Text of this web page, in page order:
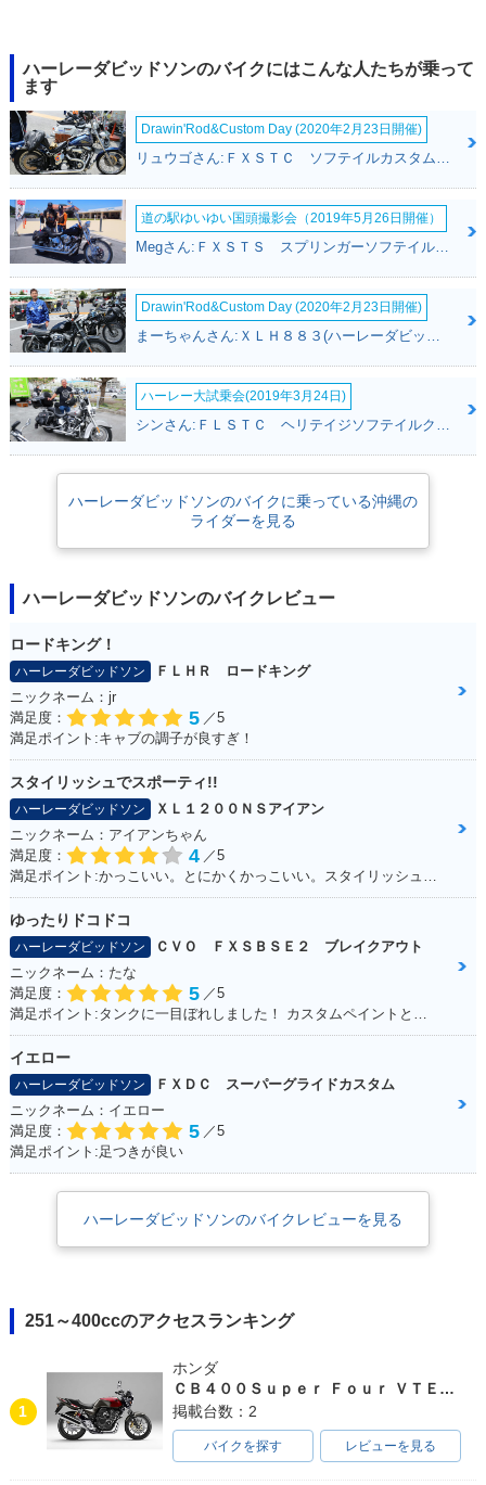
ハーレーダビッドソンのバイクにはこんな人たちが乗って
ます
Drawin'Rod&Custom Day (2020年2月23日開催)
リュウゴさん:ＦＸＳＴＣ ソフテイルカスタム(ハーレーダビッドソン)
道の駅ゆいゆい国頭撮影会（2019年5月26日開催）
Megさん:ＦＸＳＴＳ スプリンガーソフテイル(ハーレーダビッドソン)
Drawin'Rod&Custom Day (2020年2月23日開催)
まーちゃんさん:ＸＬＨ８８３(ハーレーダビッドソン)
ハーレー大試乗会(2019年3月24日)
シンさん:ＦＬＳＴＣ ヘリテイジソフテイルクラシック(ハーレーダビッドソン)
ハーレーダビッドソンのバイクに乗っている沖縄の
ライダーを見る
ハーレーダビッドソンのバイクレビュー
ロードキング！
ハーレーダビッドソン
ＦＬＨＲ ロードキング
ニックネーム：jr
満足度：
5 ／5
満足ポイント:キャブの調子が良すぎ！
スタイリッシュでスポーティ!!
ハーレーダビッドソン
ＸＬ１２００ＮＳアイアン
ニックネーム：アイアンちゃん
満足度：
4 ／5
満足ポイント:かっこいい。とにかくかっこいい。スタイリッシュ！ブラックスタイルに青のライン（タンク）がシブイ！
ゆったりドコドコ
ハーレーダビッドソン
ＣＶＯ ＦＸＳＢＳＥ２ ブレイクアウト
ニックネーム：たな
満足度：
5 ／5
満足ポイント:タンクに一目ぼれしました！ カスタムペイントとシートもお気に入り！
イエロー
ハーレーダビッドソン
ＦＸＤＣ スーパーグライドカスタム
ニックネーム：イエロー
満足度：
5 ／5
満足ポイント:足つきが良い
ハーレーダビッドソンのバイクレビューを見る
251～400ccのアクセスランキング
1
ホンダ
ＣＢ４００Ｓｕｐｅｒ Ｆｏｕｒ ＶＴＥＣ ＳＰＥＣ３
掲載台数：2
バイクを探す レビューを見る